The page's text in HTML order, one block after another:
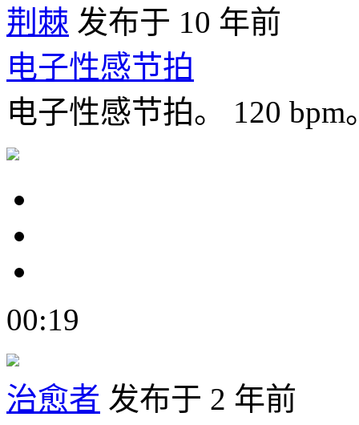
荆棘 发布于 10 年前
电子性感节拍
电子性感节拍。 120 bpm
00:19
治愈者 发布于 2 年前